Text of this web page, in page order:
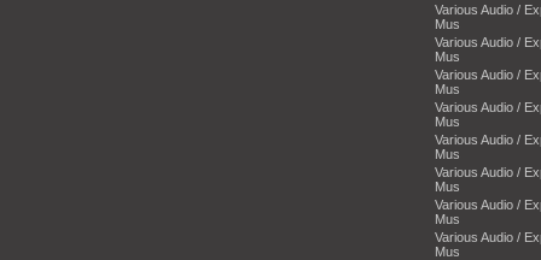
Various Audio /
Mus
Various Audio /
Mus
Various Audio /
Mus
Various Audio /
Mus
Various Audio /
Mus
Various Audio /
Mus
Various Audio /
Mus
Various Audio /
Mus